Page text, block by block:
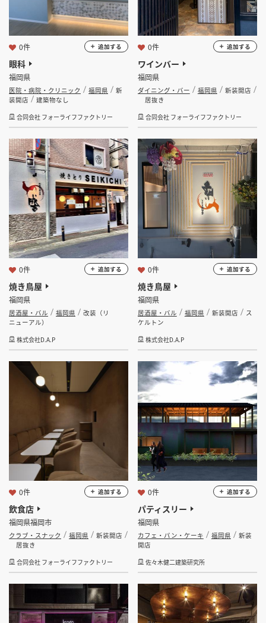
眼科
福岡県
医院・病院・クリニック 福岡県
新
装開店
建築物なし
合同会社 フォーライフファクトリー
0件 追加する
ワインバー
福岡県
ダイニング・バー 福岡県
新装開店
居抜き
合同会社 フォーライフファクトリー
0件 追加する
焼き鳥屋
福岡県
居酒屋・バル 福岡県
改装（リ
ニューアル）
株式会社D.A.P
0件 追加する
焼き鳥屋
福岡県
居酒屋・バル 福岡県 新装開店
ス
ケルトン
株式会社D.A.P
0件 追加する
飲食店
福岡県福岡市
クラブ・スナック 福岡県
新装開店
居抜き
合同会社 フォーライフファクトリー
0件 追加する
パティスリー
福岡県
カフェ・パン・ケーキ 福岡県
新装
開店
佐々木健二建築研究所
0件 追加する